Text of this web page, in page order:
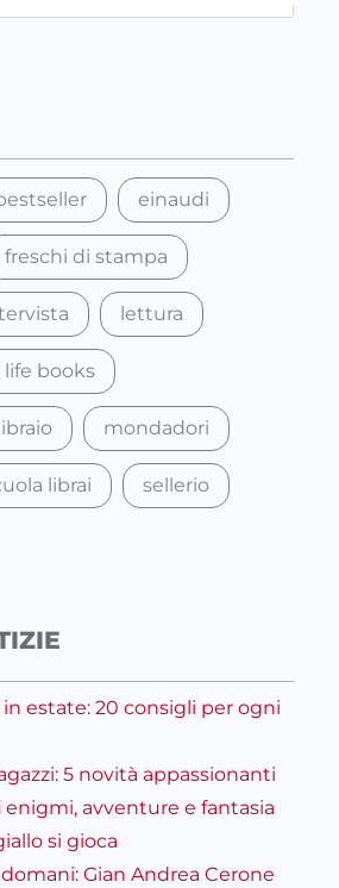
einaudi
freschi di stampa
lettura
life books
mondadori
librai sellerio
estate: 20 consigli per ogni
5 novità appassionanti
enigmi, avventure e fantasia
si gioca
domani: Gian Andrea Cerone